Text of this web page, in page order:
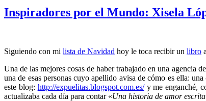
Inspiradores por el Mundo: Xisela
Siguiendo con mi lista de Navidad hoy le toca recibir un libro
Una de las mejores cosas de haber trabajado en una agencia
una de esas personas cuyo apellido avisa de cómo es ella:
este blog: http://expuelitas.blogspot.com.es/y me enganché,
actualizaba cada día para contar «Una historia de amor